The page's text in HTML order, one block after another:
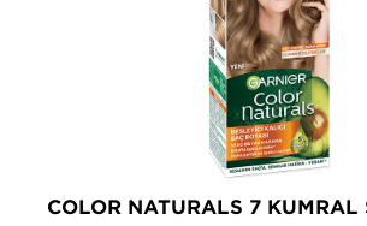
COLOR NATURALS 7 KUMRAL